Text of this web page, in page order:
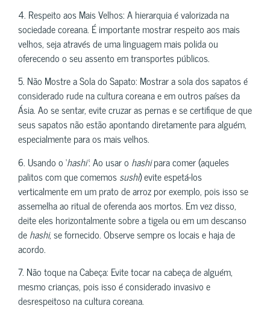
4. Respeito aos Mais Velhos: A hierarquia é valorizada na
sociedade coreana. É importante mostrar respeito aos mais
velhos, seja através de uma linguagem mais polida ou
oferecendo o seu assento em transportes públicos.
5. Não Mostre a Sola do Sapato: Mostrar a sola dos sapatos é
considerado rude na cultura coreana e em outros países da
Ásia. Ao se sentar, evite cruzar as pernas e se certifique de que
seus sapatos não estão apontando diretamente para alguém,
especialmente para os mais velhos.
6. Usando o ‘hashi’: Ao usar o hashipara comer (aqueles
palitos com que comemossushi) evite espetá-los
verticalmente em um prato de arroz por exemplo, pois isso se
assemelha ao ritual de oferenda aos mortos. Em vez disso,
deite eles horizontalmente sobre a tigela ou em um descanso
dehashi, se fornecido. Observe sempre os locais e haja de
acordo.
7. Não toque na Cabeça: Evite tocar na cabeça de alguém,
mesmo crianças, pois isso é considerado invasivo e
desrespeitoso na cultura coreana.